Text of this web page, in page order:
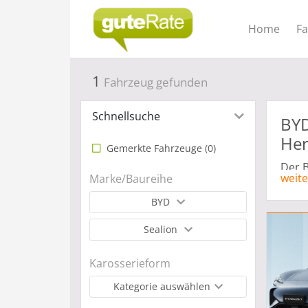
Home
1 Fahrzeug gefunden
Schnellsuche
Gemerkte Fahrzeuge (0)
Marke/Baureihe
BYD
Sealion
Karosserieform
Kategorie auswählen
Der
eine